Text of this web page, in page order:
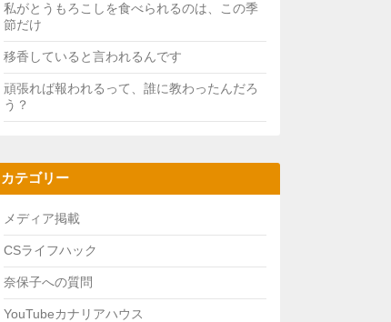
私がとうもろこしを食べられるのは、この季
節だけ
移香していると言われるんです
頑張れば報われるって、誰に教わったんだろ
う？
カテゴリー
メディア掲載
CSライフハック
奈保子への質問
YouTubeカナリアハウス